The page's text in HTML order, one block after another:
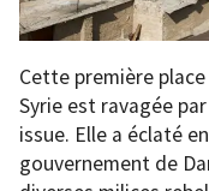
Cette première
Syrie est ravagée
issue. Elle a éclaté
gouvernement de